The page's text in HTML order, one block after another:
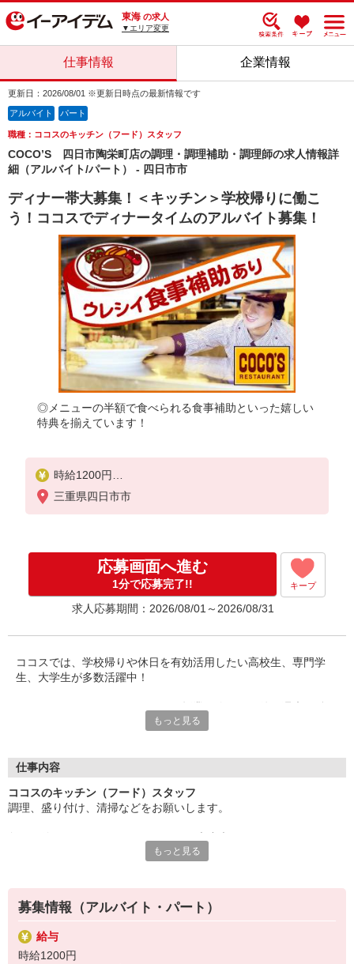
東海 の求人
▼エリア変更
仕事情報 企業情報
更新日：2026/08/01 ※更新日時点の最新情報です
アルバイト パート
職種：ココスのキッチン（フード）スタッフ
COCO’S 四日市陶栄町店の調理・調理補助・調理師の求人情報詳
細（アルバイト/パート） - 四日市市
ディナー帯大募集！＜キッチン＞学校帰りに働こ
う！ココスでディナータイムのアルバイト募集！
◎メニューの半額で食べられる食事補助といった嬉しい
特典を揃えています！
時給1200円
※22:00〜翌5:00：時給1500円
※高校生時給1100円
土日祝は1時間当たり＋100円
早朝手当（5:00〜8:00）時給＋150円
三重県四日市市
応募画面へ進む
1分で応募完了!! キープ
求人応募期間：2026/08/01～2026/08/31
ココスでは、学校帰りや休日を有効活用したい高校生、専門学
生、大学生が多数活躍中！
て、学業とアルバイトを無理なく両立できます。
トの時間もしっかり確保。未経験でも大歓迎！先輩スタッフがし
楽しい職場で、新しい経験を積みながら、学生生活をもっと充実
すき家・はま寿司など、ゼンショーグループで使える割引制度あ
もっと見る
仕事内容
ココスのキッチン（フード）スタッフ
調理、盛り付け、清掃などをお願いします。
まずは盛り付けやお皿洗いなどからお任せするので
ゆくゆくはハンバーグやスパゲッティなどのメニューも担当してい
ただきます。
（マニュアルあり）
もっと見る
募集情報（アルバイト・パート）
給与
時給1200円